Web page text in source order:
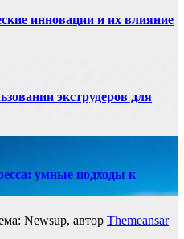
инновации и их влияние
экструдеров для
умные подходы к
Newsup, автор Themeansar